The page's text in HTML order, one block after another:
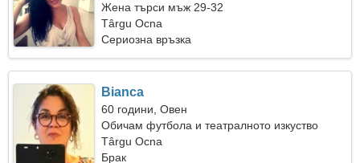
Жена търси мъж 29-32
Târgu Ocna
Сериозна връзка
Bianca
60 години, Овен
Обичам футбола и театралното изкуство
Târgu Ocna
Брак